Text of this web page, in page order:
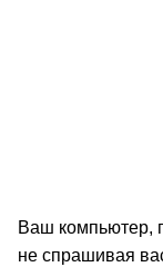
Ваш компьютер,
не спрашивая